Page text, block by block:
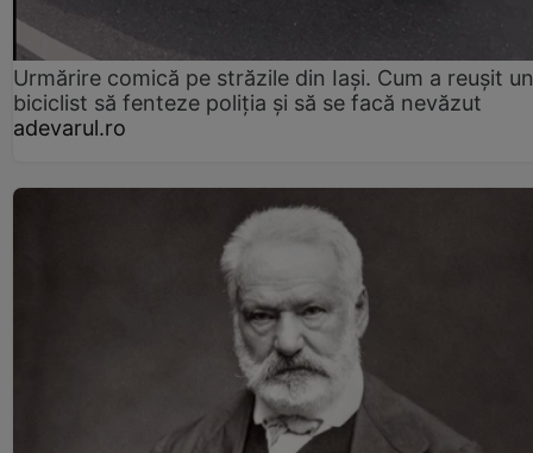
Urmărire comică pe străzile din Iași. Cum a reușit un
biciclist să fenteze poliția și să se facă nevăzut
adevarul.ro